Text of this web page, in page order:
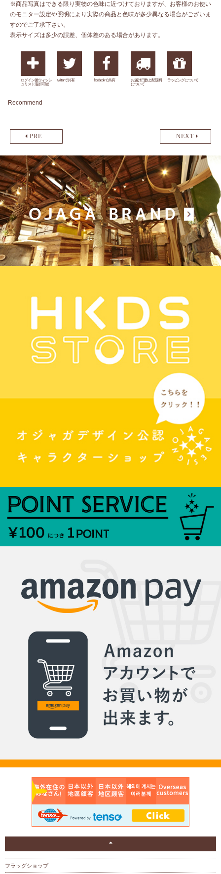
※商品写真はできる限り実物の色味に近づけておりますが、お客様のお使い
のモニター設定や照明により実際の商品と色味が多少異なる場合がございま
すのでご了承下さい。
表示サイズは多少の誤差、個体差のある場合があります。
ログイン後ウィッシ
ュリスト追加可能
twitterで共有 facebookで共有
お届け日数と配送料
について
ラッピングについて
Recommend
フラッグショップ